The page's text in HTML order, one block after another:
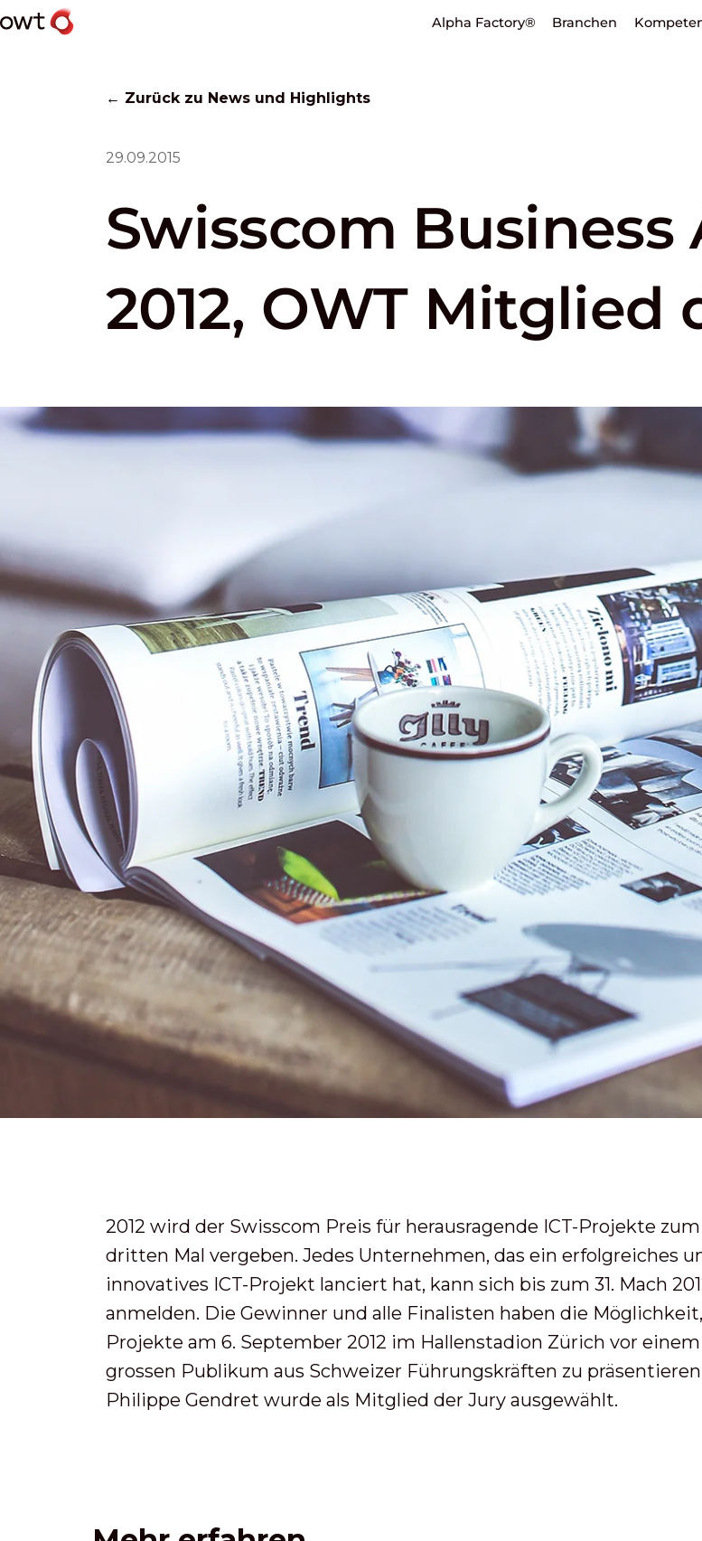
Alpha Factory® Branchen
← Zurück zu News und Highlights
29.09.2015
Swisscom Business
2012, OWT Mitglied
2012 wird der Swisscom Preis für herausragende ICT-Projekte zum
dritten Mal vergeben. Jedes Unternehmen, das ein erfolgreiches
innovatives ICT-Projekt lanciert hat, kann sich bis zum 31. Mach
anmelden. Die Gewinner und alle Finalisten haben die
Projekte am 6. September 2012 im Hallenstadion Zürich vor einem
grossen Publikum aus Schweizer Führungskräften zu
Philippe Gendret wurde als Mitglied der Jury ausgewählt.